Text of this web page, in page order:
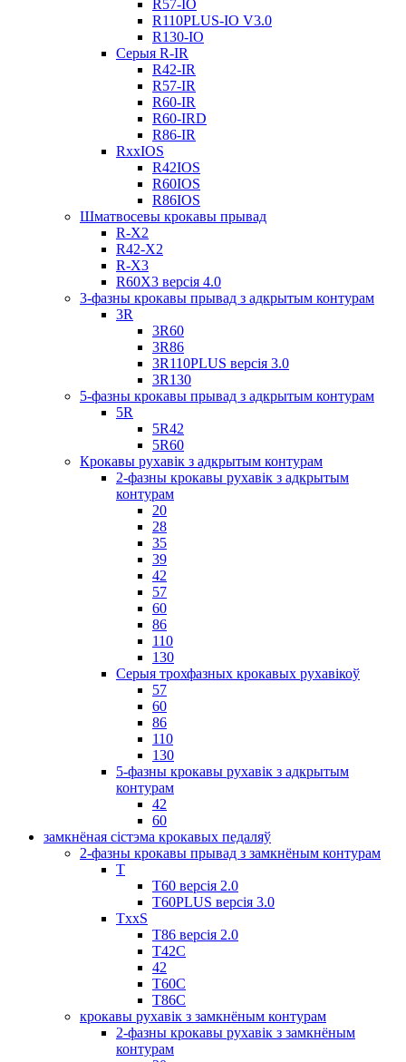
R57-IO
R110PLUS-IO V3.0
R130-IO
Серыя R-IR
R42-IR
R57-IR
R60-IR
R60-IRD
R86-IR
RxxIOS
R42IOS
R60IOS
R86IOS
Шматвосевы крокавы прывад
R-X2
R42-X2
R-X3
R60X3 версія 4.0
3-фазны крокавы прывад з адкрытым контурам
3R
3R60
3R86
3R110PLUS версія 3.0
3R130
5-фазны крокавы прывад з адкрытым контурам
5R
5R42
5R60
Крокавы рухавік з адкрытым контурам
2-фазны крокавы рухавік з адкрытым
контурам
20
28
35
39
42
57
60
86
110
130
Серыя трохфазных крокавых рухавікоў
57
60
86
110
130
5-фазны крокавы рухавік з адкрытым
контурам
42
60
замкнёная сістэма крокавых педаляў
2-фазны крокавы прывад з замкнёным контурам
T
Т60 версія 2.0
T60PLUS версія 3.0
TxxS
Т86 версія 2.0
Т42С
42
Т60С
Т86С
крокавы рухавік з замкнёным контурам
2-фазны крокавы рухавік з замкнёным
контурам